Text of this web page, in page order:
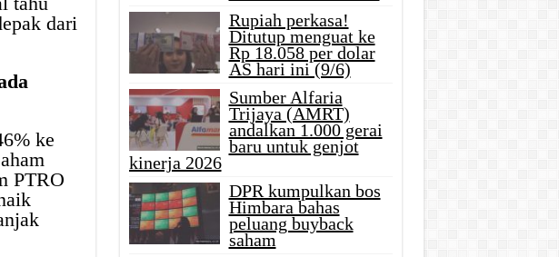
dari
ke
PTRO
Rupiah perkasa!
Ditutup menguat ke
Rp 18.058 per dolar
AS hari ini (9/6)
Sumber Alfaria
Trijaya (AMRT)
andalkan 1.000 gerai
baru untuk genjot
kinerja 2026
DPR kumpulkan bos
Himbara bahas
peluang buyback
saham